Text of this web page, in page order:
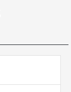
Ajuda